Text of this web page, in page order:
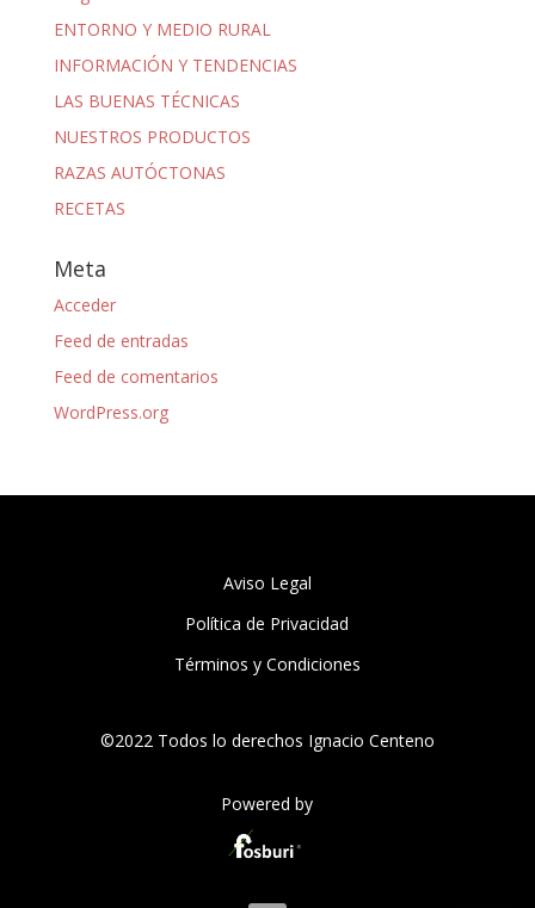
ENTORNO Y MEDIO RURAL
INFORMACIÓN Y TENDENCIAS
LAS BUENAS TÉCNICAS
NUESTROS PRODUCTOS
RAZAS AUTÓCTONAS
RECETAS
Meta
Acceder
Feed de entradas
Feed de comentarios
WordPress.org
Aviso Legal
Política de Privacidad
Términos y Condiciones
©2022 Todos lo derechos Ignacio Centeno
Powered by